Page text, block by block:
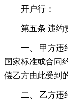
开户行：
第五条 违约
一、 甲方违
国家标准或合同
偿乙方由此受到
二、 乙方违